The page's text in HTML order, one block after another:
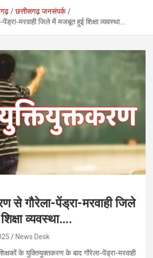
छत्तीसगढ़ जनसंपर्क
मरवाही जिले में मजबूत हुई शिक्षा व्यवस्था….
से गौरेला-पेंड्रा-मरवाही जिले
व्यवस्था….
News Desk
के युक्तियुक्तकरण के बाद गौरेला-पेंड्रा-मरवाही